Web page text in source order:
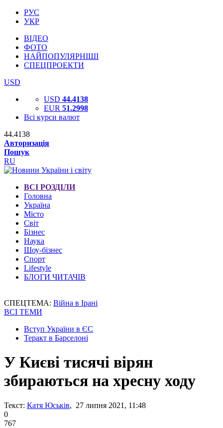
РУС
УКР
ВІДЕО
ФОТО
НАЙПОПУЛЯРНІШІ
СПЕЦПРОЕКТИ
USD
USD 44.4138
EUR 51.2998
Всі курси валют
44.4138
Авторизація
Пошук
RU
ВСІ РОЗДІЛИ
Головна
Україна
Місто
Світ
Бізнес
Наука
Шоу-бізнес
Спорт
Lifestyle
БЛОГИ ЧИТАЧІВ
СПЕЦТЕМА: Війна в Ірані
ВСІ ТЕМИ
Вступ України в ЄС
Теракт в Барселоні
У Києві тисячі вірян
збираються на хресну ходу
Текст: Катя Юськів, 27 липня 2021, 11:48
0
767